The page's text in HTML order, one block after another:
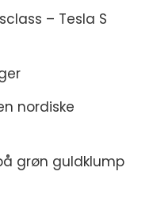
– Tesla S
nordiske
grøn guldklump